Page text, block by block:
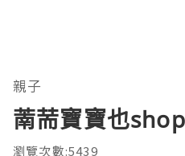
親子
萳荋寶寶也
瀏覽次數:5439